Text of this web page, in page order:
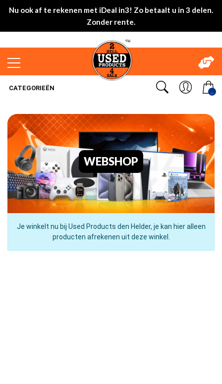
Nu ook af te rekenen met iDeal in3! Zo betaalt u in 3 delen.
Zonder rente.
..
CATEGORIEËN
WEBSHOP
Je winkelt nu bij Used Products den Helder, je kan hier alleen
producten afrekenen uit deze winkel.